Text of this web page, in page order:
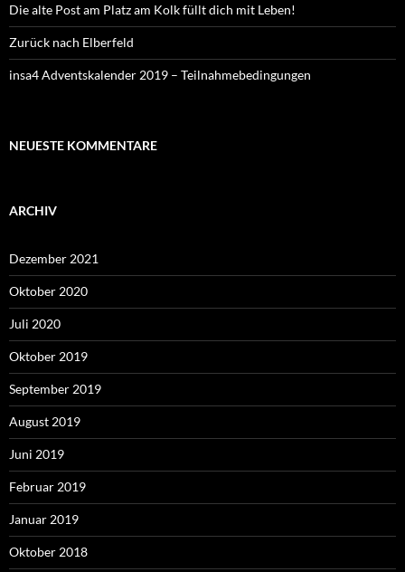
Die alte Post am Platz am Kolk füllt dich mit Leben!
Zurück nach Elberfeld
insa4 Adventskalender 2019 – Teilnahmebedingungen
NEUESTE KOMMENTARE
ARCHIV
Dezember 2021
Oktober 2020
Juli 2020
Oktober 2019
September 2019
August 2019
Juni 2019
Februar 2019
Januar 2019
Oktober 2018